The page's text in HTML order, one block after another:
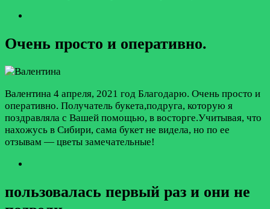
Очень просто и оперативно.
Валентина 4 апреля, 2021 год Благодарю. Очень просто и
оперативно. Получатель букета,подруга, которую я
поздравляла с Вашей помощью, в восторге.Учитывая, что
нахожусь в Сибири, сама букет не видела, но по ее
отзывам — цветы замечательные!
пользовалась первый раз и они не